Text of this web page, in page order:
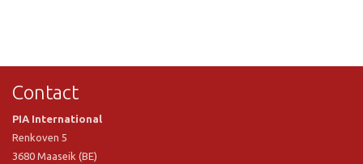
Contact
PIA International
Renkoven 5
3680 Maaseik (BE)